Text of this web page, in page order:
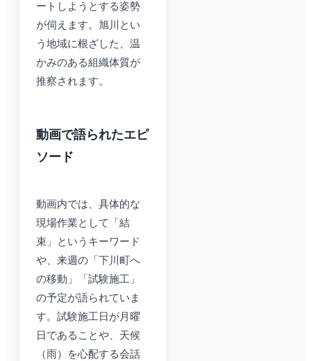
ートしようとする姿勢
が伺えます。旭川とい
う地域に根ざした、温
かみのある組織体質が
推察されます。
動画で語られたエピ
ソード
動画内では、具体的な
現場作業として「結
束」というキーワード
や、来週の「下川町へ
の移動」「試験施工」
の予定が語られていま
す。試験施工日が月曜
日であることや、天候
（雨）を心配する会話